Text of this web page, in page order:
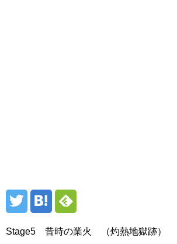
Stage5 昔時の業火 （灼熱地獄跡）